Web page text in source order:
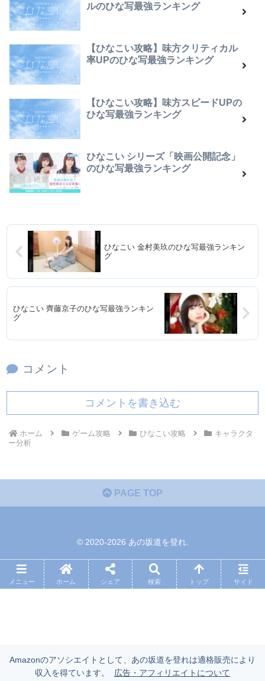
ルのひな写最強ランキング
【ひなこい攻略】味方クリティカル
率UPのひな写最強ランキング
【ひなこい攻略】味方スピードUPの
ひな写最強ランキング
ひなこい シリーズ「映画公開記念」
のひな写最強ランキング
ひなこい 金村美玖のひな写最強ランキン
グ
ひなこい 齊藤京子のひな写最強ランキン
グ
コメント
コメントを書き込む
ホーム ゲーム攻略 ひなこい攻略
キャラクタ
ー分析
PAGE TOP
© 2020-2026 あの坂道を登れ.
メニュー ホーム シェア 検索 トップ サイド
Amazonのアソシエイトとして、あの坂道を登れは適格販売により
収入を得ています。
広告・アフィリエイトについて